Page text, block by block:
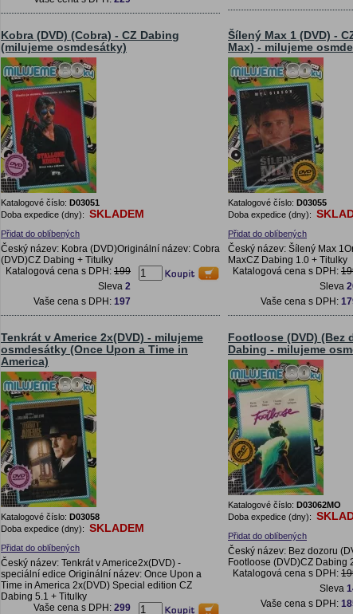
Kobra (DVD) (Cobra) - CZ Dabing
(milujeme osmdesátky)
Katalogové číslo: D03051
Doba expedice (dny): SKLADEM
Přidat do oblíbených
Český název: Kobra (DVD)Originální název: Cobra
(DVD)CZ Dabing + Titulky
Katalogová cena s DPH: 199
Sleva 2
Vaše cena s DPH: 197
Šílený Max 1 (DVD) -
Max) - milujeme
Katalogové číslo: D03055
Doba expedice (dny):
Přidat do oblíbených
Český název: Šílený Max
MaxCZ Dabing 1.0 + Titulky
Katalogová cena s DPH:
Sleva
Vaše cena s DPH:
Tenkrát v Americe 2x(DVD) - milujeme
osmdesátky (Once Upon a Time in
America)
Katalogové číslo: D03058
Doba expedice (dny): SKLADEM
Přidat do oblíbených
Český název: Tenkrát v Americe2x(DVD) -
speciální edice Originální název: Once Upon a
Time in America 2x(DVD) Special edition CZ
Dabing 5.1 + Titulky
Vaše cena s DPH: 299
Footloose (DVD) (Bez
Dabing - milujeme
Katalogové číslo: D03062MO
Doba expedice (dny):
Přidat do oblíbených
Český název: Bez dozoru
Footloose (DVD)CZ Dabing
Katalogová cena s DPH:
Sleva
Vaše cena s DPH: